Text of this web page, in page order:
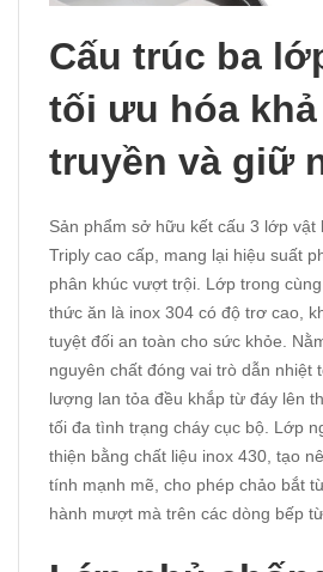
Cấu trúc ba
tối ưu hóa
truyền và giữ
Sản phẩm sở hữu kết cấu 3 lớp vật
Triply cao cấp, mang lại hiệu suất
phân khúc vượt trội. Lớp trong
thức ăn là inox 304 có độ trơ cao,
tuyệt đối an toàn cho sức khỏe.
nguyên chất đóng vai trò dẫn nhiệt
lượng lan tỏa đều khắp từ đáy lên
tối đa tình trạng cháy cục bộ. Lớp
thiện bằng chất liệu inox 430, tạo
tính mạnh mẽ, cho phép chảo bắt
hành mượt mà trên các dòng bếp